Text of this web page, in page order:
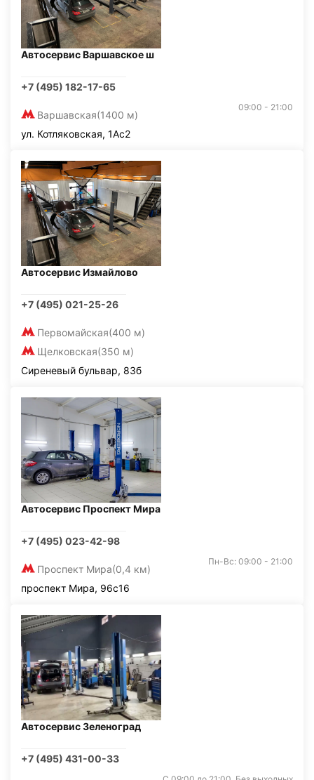
Автосервис Варшавское ш
+7 (495) 182-17-65
Варшавская(1400 м)
09:00 - 21:00
ул. Котляковская, 1Ас2
Автосервис Измайлово
+7 (495) 021-25-26
Первомайская(400 м)
Щелковская(350 м)
Сиреневый бульвар, 83б
Автосервис Проспект Мира
+7 (495) 023-42-98
Проспект Мира(0,4 км)
Пн-Вс: 09:00 - 21:00
проспект Мира, 96с16
Автосервис Зеленоград
+7 (495) 431-00-33